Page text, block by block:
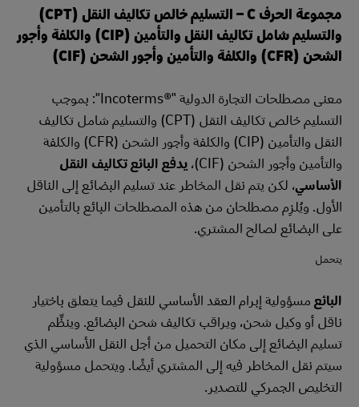
مجموعة الحرف C – التسليم خالص تكاليف النقل (CPT)
والتسليم شامل تكاليف النقل والتأمين (CIP) والكلفة وأجور
الشحن (CFR) والكلفة والتأمين وأجور الشحن (CIF)
معنى مصطلحات التجارة الدولية "Incoterms®‎": بموجب
التسليم خالص تكاليف النقل (CPT) والتسليم شامل تكاليف
النقل والتأمين (CIP) والكلفة وأجور الشحن (CFR) والكلفة
والتأمين وأجور الشحن (CIF)،
يدفع البائع تكاليف النقل
الأساسي، لكن يتم نقل المخاطر عند تسليم البضائع إلى الناقل
الأول. ويُلزِم مصطلحان من هذه المصطلحات البائع بالتأمين
على البضائع لصالح المشتري.
يتحمل
البائعمسؤولية إبرام العقد الأساسي للنقل فيما يتعلق باختيار
ناقل أو وكيل شحن، ويراقب تكاليف شحن البضائع. وينظِّم
تسليم البضائع إلى مكان التحميل من أجل النقل الأساسي الذي
سيتم نقل المخاطر فيه إلى المشتري أيضًا. ويتحمل مسؤولية
التخليص الجمركي للتصدير.